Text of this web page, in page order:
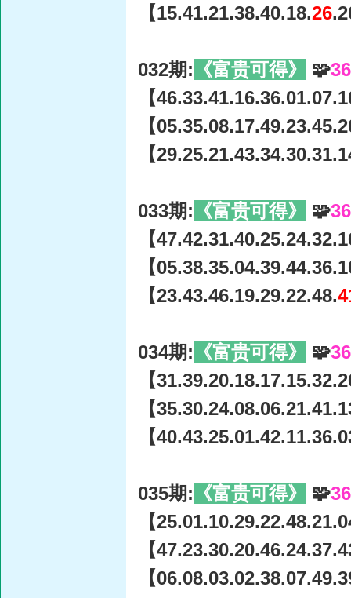
【15.41.21.38.40.18.26
032期: 《富贵可得》 🧩
【
【
【
033期: 《富贵可得》 🧩
【
【
【23.43.46.19.29.22.48.
034期: 《富贵可得》 🧩
【
【
【
035期: 《富贵可得》 🧩
【
【
【